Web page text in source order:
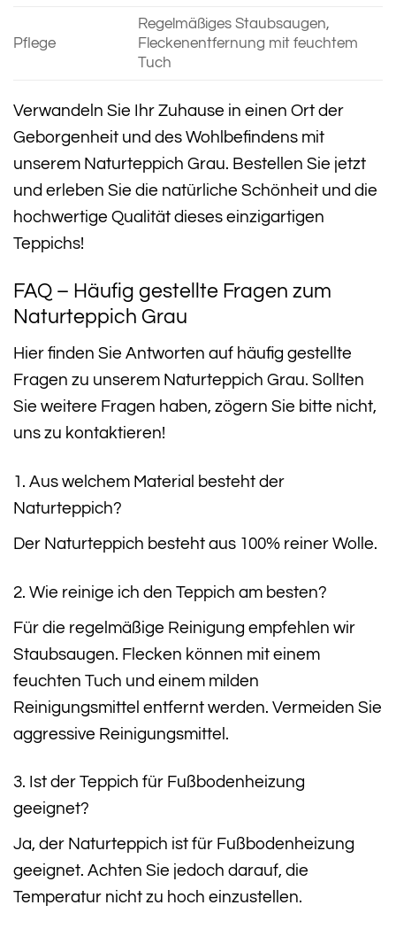
Pflege
Regelmäßiges Staubsaugen,
Fleckenentfernung mit feuchtem
Tuch
Verwandeln Sie Ihr Zuhause in einen Ort der
Geborgenheit und des Wohlbefindens mit
unserem Naturteppich Grau. Bestellen Sie jetzt
und erleben Sie die natürliche Schönheit und die
hochwertige Qualität dieses einzigartigen
Teppichs!
FAQ – Häufig gestellte Fragen zum
Naturteppich Grau
Hier finden Sie Antworten auf häufig gestellte
Fragen zu unserem Naturteppich Grau. Sollten
Sie weitere Fragen haben, zögern Sie bitte nicht,
uns zu kontaktieren!
1. Aus welchem Material besteht der
Naturteppich?
Der Naturteppich besteht aus 100% reiner Wolle.
2. Wie reinige ich den Teppich am besten?
Für die regelmäßige Reinigung empfehlen wir
Staubsaugen. Flecken können mit einem
feuchten Tuch und einem milden
Reinigungsmittel entfernt werden. Vermeiden Sie
aggressive Reinigungsmittel.
3. Ist der Teppich für Fußbodenheizung
geeignet?
Ja, der Naturteppich ist für Fußbodenheizung
geeignet. Achten Sie jedoch darauf, die
Temperatur nicht zu hoch einzustellen.